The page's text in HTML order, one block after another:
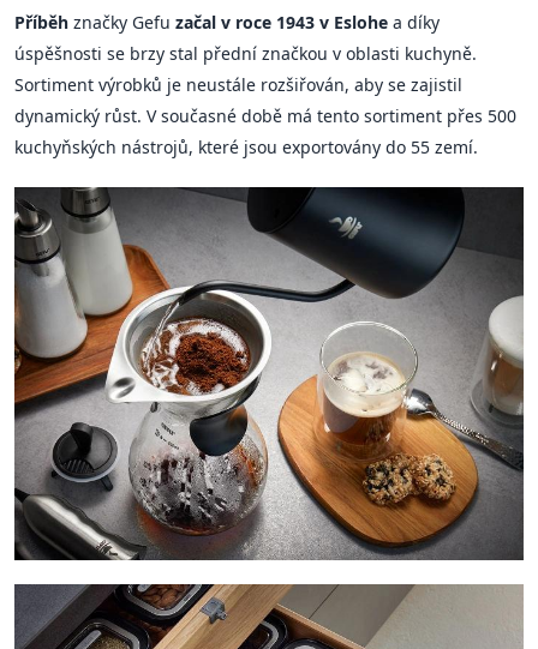
Příběh značky Gefu začal v roce 1943 v Eslohe a díky
úspěšnosti se brzy stal přední značkou v oblasti kuchyně.
Sortiment výrobků je neustále rozšiřován, aby se zajistil
dynamický růst. V současné době má tento sortiment přes 500
kuchyňských nástrojů, které jsou exportovány do 55 zemí.